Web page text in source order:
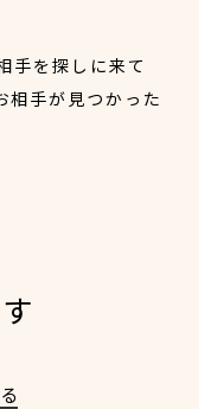
手を探しに来て
相手が見つかった